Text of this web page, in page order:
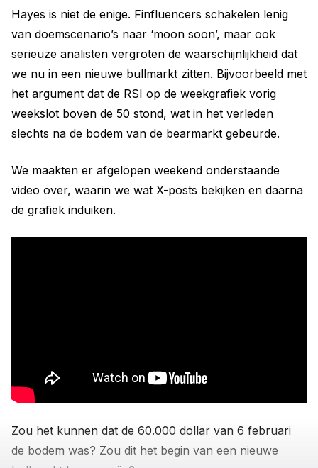
Hayes is niet de enige. Finfluencers schakelen lenig
van doemscenario’s naar ‘moon soon’, maar ook
serieuze analisten vergroten de waarschijnlijkheid dat
we nu in een nieuwe bullmarkt zitten. Bijvoorbeeld met
het argument dat de RSI op de weekgrafiek vorig
weekslot boven de 50 stond, wat in het verleden
slechts na de bodem van de bearmarkt gebeurde.
We maakten er afgelopen weekend onderstaande
video over, waarin we wat X-posts bekijken en daarna
de grafiek induiken.
Zou het kunnen dat de 60.000 dollar van 6 februari
de bodem was? Zou dit het begin van een nieuwe